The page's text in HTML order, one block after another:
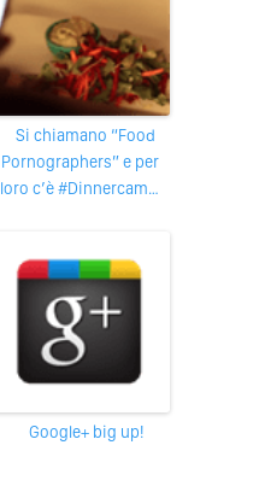
Si chiamano “Food
Pornographers” e per
loro c’è #Dinnercam…
Google+ big up!